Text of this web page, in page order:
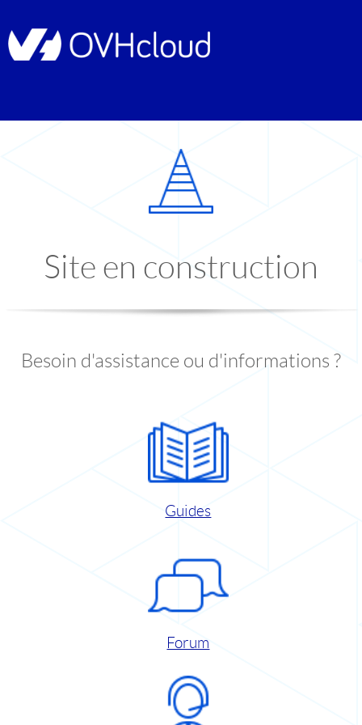
Site en construction
Besoin d'assistance ou d'informations ?
Guides
Forum